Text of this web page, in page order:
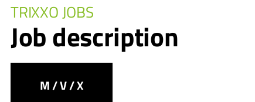
TRIXXO JOBS
Job description
M / V / X